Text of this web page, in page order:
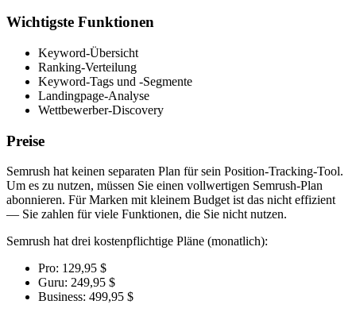
Wichtigste Funktionen
Keyword-Übersicht
Ranking-Verteilung
Keyword-Tags und -Segmente
Landingpage-Analyse
Wettbewerber-Discovery
Preise
Semrush hat keinen separaten Plan für sein Position-Tracking-Tool.
Um es zu nutzen, müssen Sie einen vollwertigen Semrush-Plan
abonnieren. Für Marken mit kleinem Budget ist das nicht effizient
— Sie zahlen für viele Funktionen, die Sie nicht nutzen.
Semrush hat drei kostenpflichtige Pläne (monatlich):
Pro: 129,95 $
Guru: 249,95 $
Business: 499,95 $